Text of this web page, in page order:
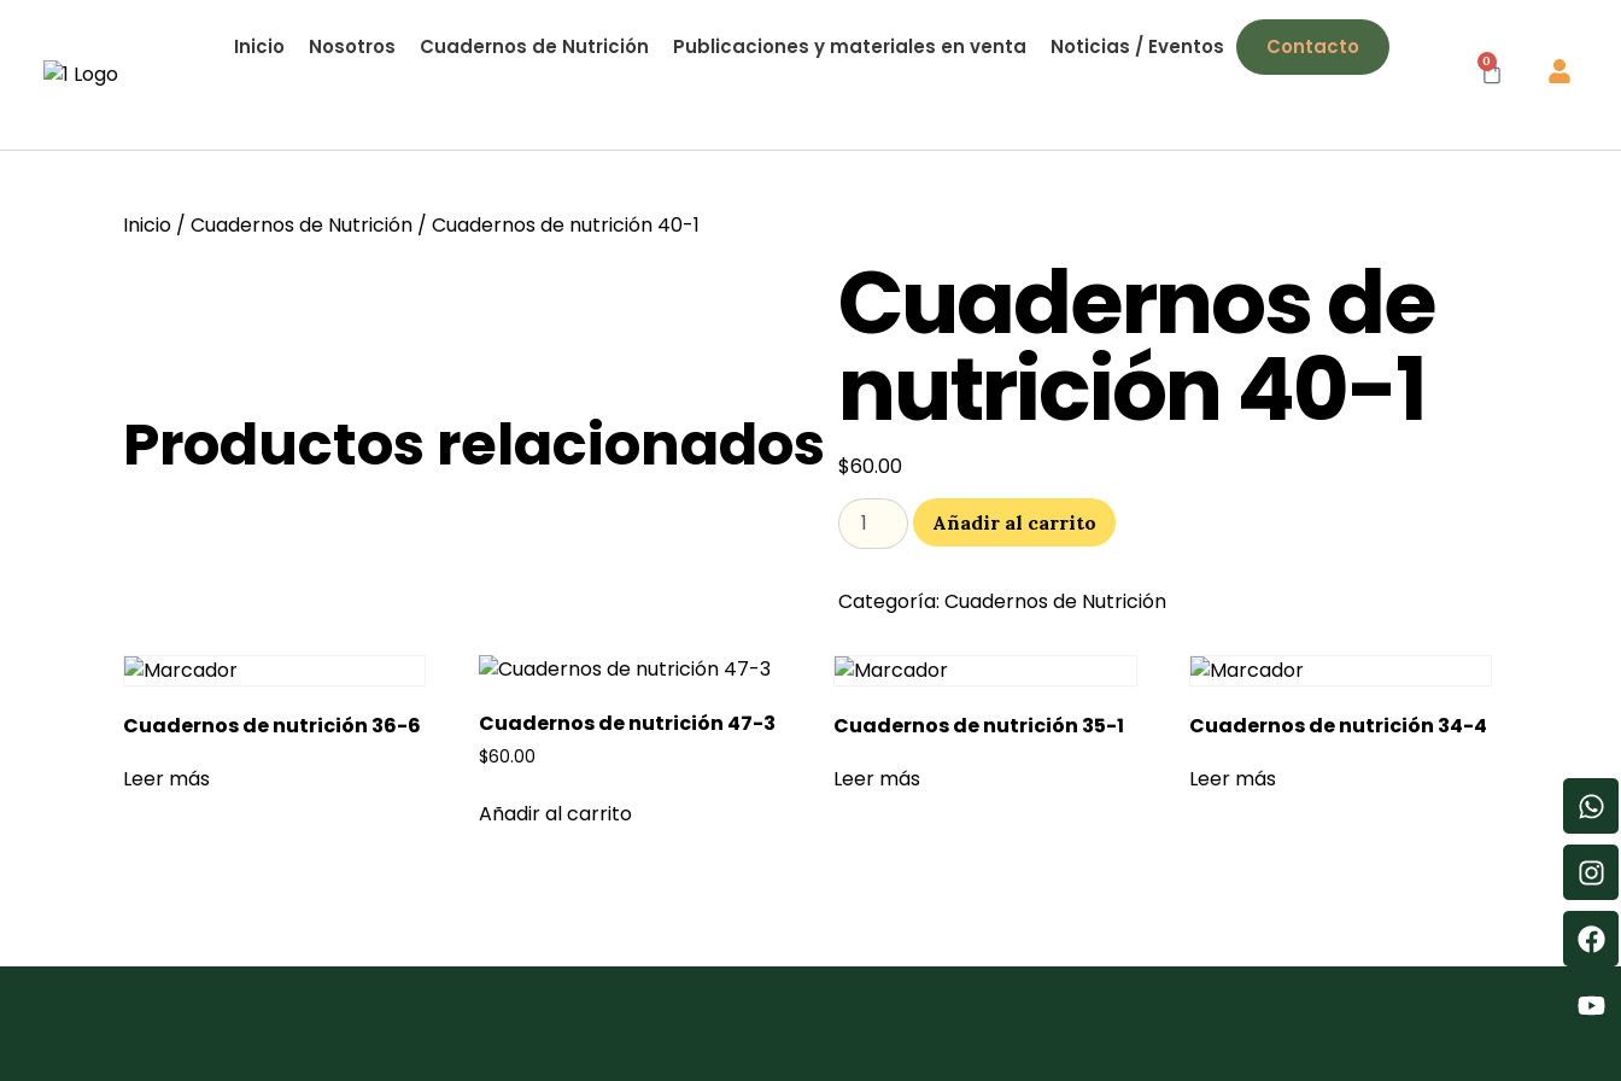
Inicio Nosotros Cuadernos de Nutrición Publicaciones y materiales en venta Noticias / Eventos Contacto
0
Inicio / Cuadernos de Nutrición / Cuadernos de nutrición 40-1
Cuadernos de
nutrición 40-1
$60.00
Añadir al carrito
Categoría: Cuadernos de Nutrición
Productos relacionados
Cuadernos de nutrición 36-6
Leer más
Cuadernos de nutrición 47-3
$60.00
Añadir al carrito
Cuadernos de nutrición 35-1
Leer más
Cuadernos de nutrición 34-4
Leer más